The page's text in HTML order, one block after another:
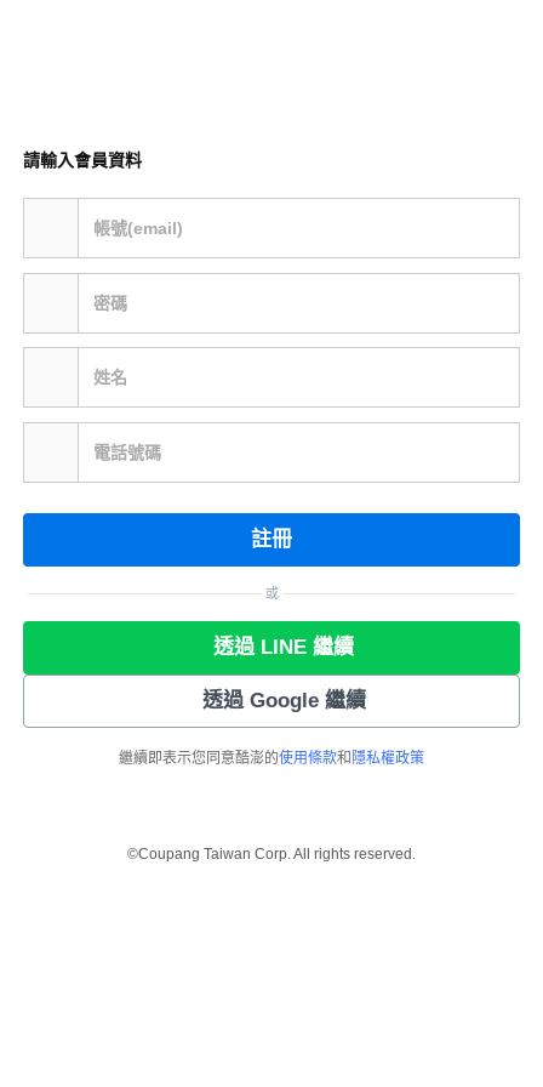
請輸入會員資料
帳號(email)
密碼
姓名
電話號碼
註冊
或
透過 LINE 繼續
透過 Google 繼續
繼續即表示您同意酷澎的使用條款和 隱私權政策
©Coupang Taiwan Corp. All rights reserved.